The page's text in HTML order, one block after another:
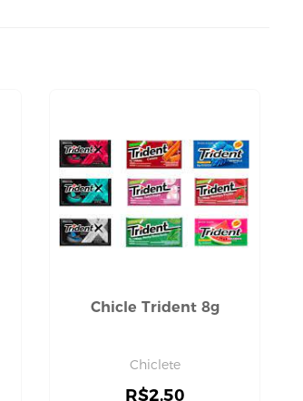
Chicle Trident 8g
Chiclete
R$2,50